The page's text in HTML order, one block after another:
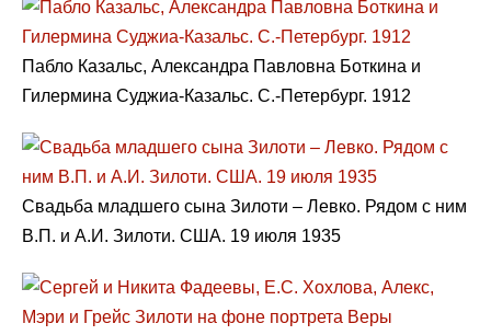
Пабло Казальс, Александра Павловна Боткина и
Гилермина Суджиа-Казальс. С.-Петербург. 1912
Свадьба младшего сына Зилоти – Левко. Рядом с ним
В.П. и А.И. Зилоти. США. 19 июля 1935